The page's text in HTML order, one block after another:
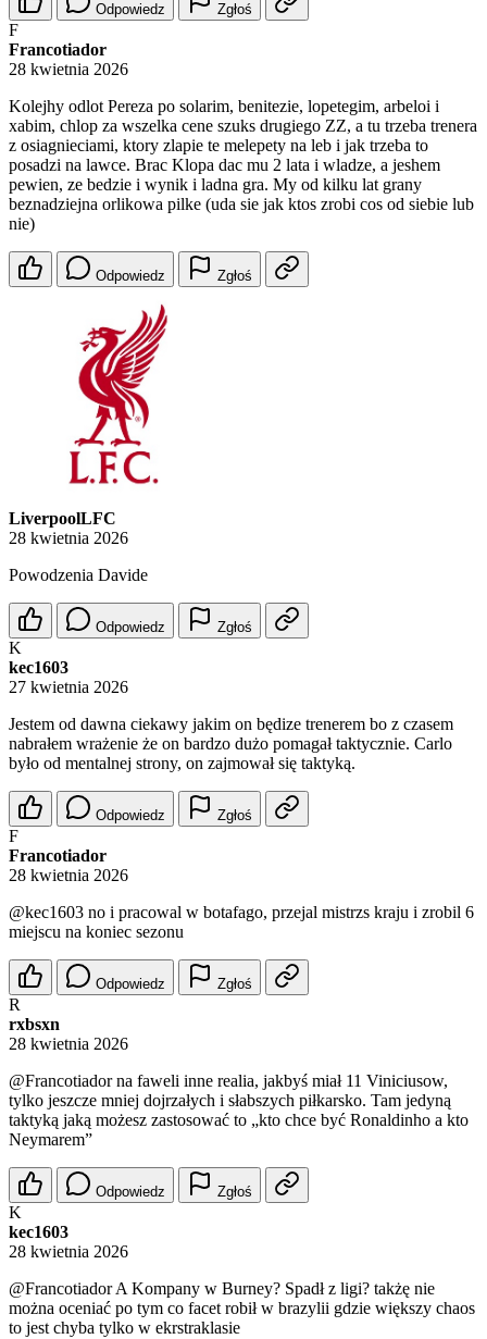
Odpowiedz Zgłoś
F
Francotiador
28 kwietnia 2026
Kolejhy odlot Pereza po solarim, benitezie, lopetegim, arbeloi i
xabim, chlop za wszelka cene szuks drugiego ZZ, a tu trzeba trenera
z osiagnieciami, ktory zlapie te melepety na leb i jak trzeba to
posadzi na lawce. Brac Klopa dac mu 2 lata i wladze, a jeshem
pewien, ze bedzie i wynik i ladna gra. My od kilku lat grany
beznadziejna orlikowa pilke (uda sie jak ktos zrobi cos od siebie lub
nie)
Odpowiedz Zgłoś
LiverpoolLFC
28 kwietnia 2026
Powodzenia Davide
Odpowiedz Zgłoś
K
kec1603
27 kwietnia 2026
Jestem od dawna ciekawy jakim on będize trenerem bo z czasem
nabrałem wrażenie że on bardzo dużo pomagał taktycznie. Carlo
było od mentalnej strony, on zajmował się taktyką.
Odpowiedz Zgłoś
F
Francotiador
28 kwietnia 2026
@kec1603 no i pracowal w botafago, przejal mistrzs kraju i zrobil 6
miejscu na koniec sezonu
Odpowiedz Zgłoś
R
rxbsxn
28 kwietnia 2026
@Francotiadorna faweli inne realia, jakbyś miał 11 Viniciusow,
tylko jeszcze mniej dojrzałych i słabszych piłkarsko. Tam jedyną
taktyką jaką możesz zastosować to „kto chce być Ronaldinho a kto
Neymarem”
Odpowiedz Zgłoś
K
kec1603
28 kwietnia 2026
@FrancotiadorA Kompany w Burney? Spadł z ligi? takżę nie
można oceniać po tym co facet robił w brazylii gdzie większy chaos
to jest chyba tylko w ekrstraklasie